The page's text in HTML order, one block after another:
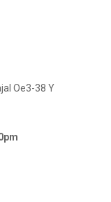
Oe3-38 Y